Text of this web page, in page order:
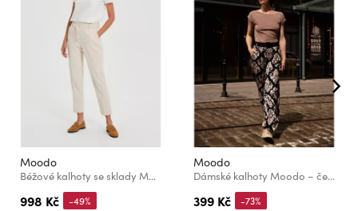
Moodo
Béžové kalhoty se sklady Moodo
998 Kč -49%
Moodo
Dámské kalhoty Moodo – černé
399 Kč -73%